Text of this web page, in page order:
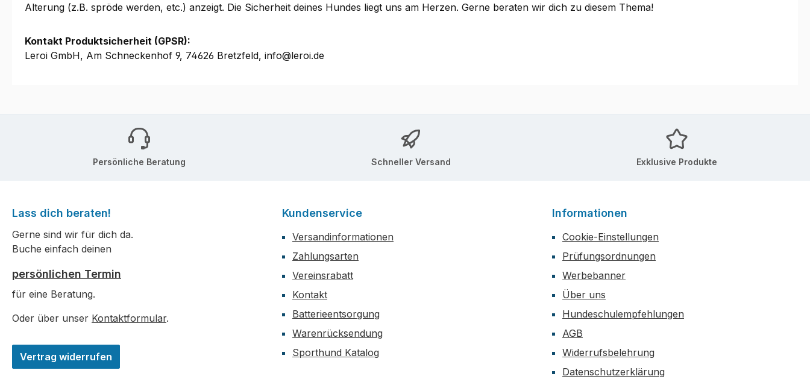
Alterung (z.B. spröde werden, etc.) anzeigt. Die Sicherheit deines Hundes liegt uns am Herzen. Gerne beraten wir dich zu diesem Thema!
Kontakt Produktsicherheit (GPSR):
Leroi GmbH, Am Schneckenhof 9, 74626 Bretzfeld, info@leroi.de
Persönliche Beratung Schneller Versand Exklusive Produkte
Lass dich beraten!
Gerne sind wir für dich da.
Buche einfach deinen
persönlichen Termin
für eine Beratung.
Oder über unser Kontaktformular.
Vertrag widerrufen
Kundenservice
Versandinformationen
Zahlungsarten
Vereinsrabatt
Kontakt
Batterieentsorgung
Warenrücksendung
Sporthund Katalog
Informationen
Cookie-Einstellungen
Prüfungsordnungen
Werbebanner
Über uns
Hundeschulempfehlungen
AGB
Widerrufsbelehrung
Datenschutzerklärung